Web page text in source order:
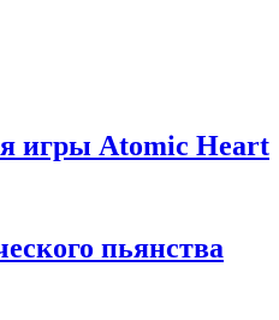
игры Atomic Heart
пьянства